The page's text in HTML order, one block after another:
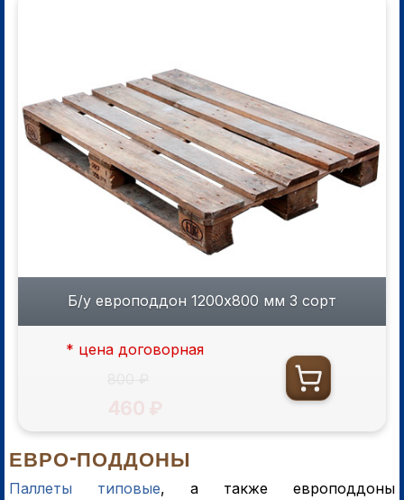
Б/у европоддон 1200х800 мм 3 сорт
* цена договорная
ЕВРО-ПОДДОНЫ
Паллеты типовые, а также европоддоны